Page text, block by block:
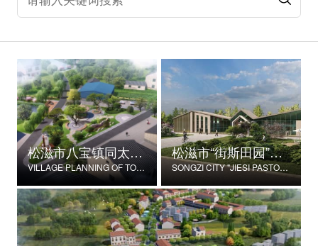
松滋市八宝镇同太湖村村庄规划
VILLAGE PLANNING OF TONGTAIHU VILLAGE, BABAO TOWN, SONGZI CITY
松滋市“街斯田园”美丽乡村示范片建设项目
SONGZI CITY "JIESI PASTORAL" BEAUTIFUL RURAL DEMONSTRATION FILM CONSTRUCTION PROJECT